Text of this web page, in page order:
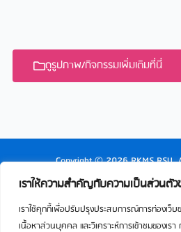
เราให้ความสำคัญกับความเป็นส่วนตั
เราใช้คุกกี้เพื่อปรับปรุงประสบการณ์การท่องเว็
เนื้อหาส่วนบุคคล และวิเคราะห์การเข้าชมของเ
ดูรูปภาพ/กิจกรรมเพิ่มเติมที่นี่
Copyright © 2026 RKMS RSU.